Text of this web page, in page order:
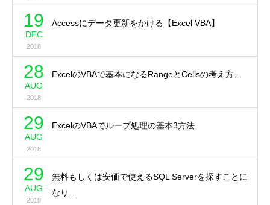
19
DEC
2018
Accessにデータ更新をかける【Excel VBA】
28
AUG
2018
ExcelのVBAで基本になるRangeとCellsの考え方…
29
AUG
2018
ExcelのVBAでループ処理の基本3方法
29
AUG
2018
無料もしくは安価で使えるSQL Serverを探すことに
なり…